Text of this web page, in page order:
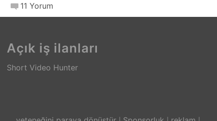
11 Yorum
Açık iş ilanları
Short Video Hunter